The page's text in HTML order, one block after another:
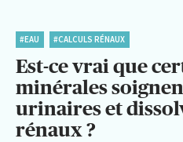
#EAU #CALCULS RÉNAUX
Est-ce vrai que
minérales
urinaires et
rénaux ?